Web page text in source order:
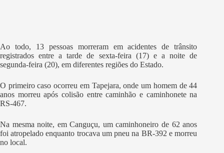
Ao todo, 13 pessoas morreram em acidentes de trânsito
registrados entre a tarde de sexta-feira (17) e a noite de
segunda-feira (20), em diferentes regiões do Estado.
O primeiro caso ocorreu em Tapejara, onde um homem de 44
anos morreu após colisão entre caminhão e caminhonete na
RS-467.
Na mesma noite, em Canguçu, um caminhoneiro de 62 anos
foi atropelado enquanto trocava um pneu na BR-392 e morreu
no local.